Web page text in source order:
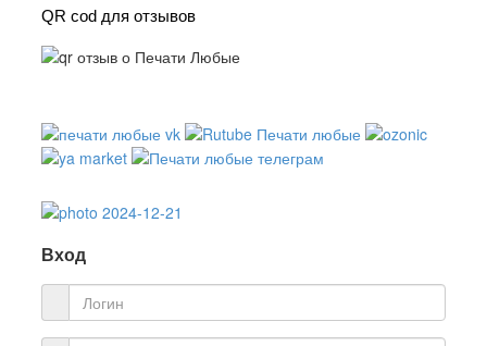
QR cod для отзывов
Вход